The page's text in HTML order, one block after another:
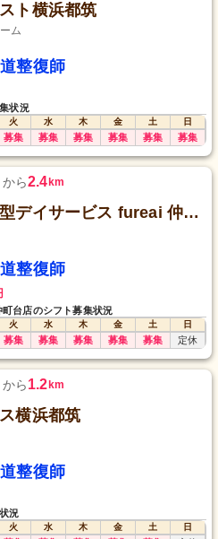
ト横浜都筑
ム
整復師
状況
火 水 木 金 土
日
募集 募集 募集 募集 募集 募集
ら2.4km
リハビリ特化型デイサービス fureai 仲町台店
整復師
台店のシフト募集状況
火 水 木 金 土
日
募集 募集 募集 募集 募集 定休
ら1.2km
横浜都筑
整復師
況
火 水 木 金 土
日